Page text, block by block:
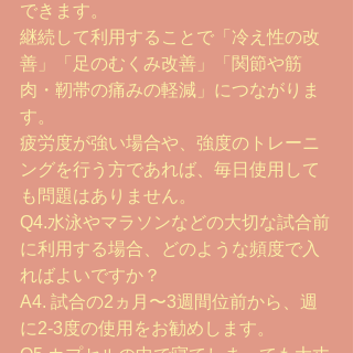
できます。
継続して利用することで「冷え性の改
善」「足のむくみ改善」「関節や筋
肉・靭帯の痛みの軽減」につながりま
す。
疲労度が強い場合や、強度のトレーニ
ングを行う方であれば、毎日使用して
も問題はありません。
Q4.水泳やマラソンなどの大切な試合前
に利用する場合、どのような頻度で入
ればよいですか？
A4. 試合の2ヵ月〜3週間位前から、週
に2-3度の使用をお勧めします。